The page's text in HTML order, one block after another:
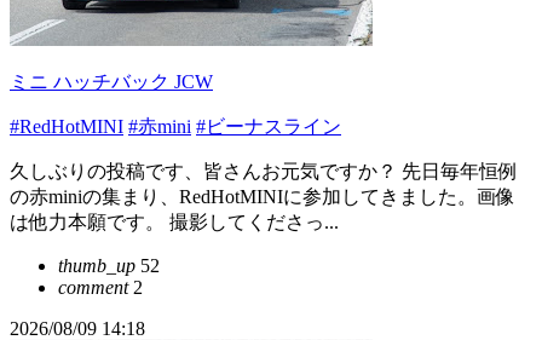
ミニ ハッチバック JCW
#RedHotMINI #赤mini #ビーナスライン
久しぶりの投稿です、皆さんお元気ですか？ 先日毎年恒例
の赤miniの集まり、RedHotMINIに参加してきました。画像
は他力本願です。 撮影してくださっ...
thumb_up 52
comment2
2026/08/09 14:18